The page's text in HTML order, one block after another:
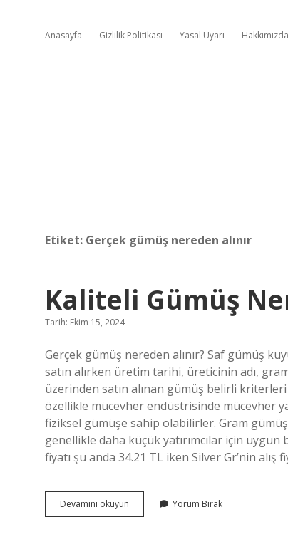
Anasayfa Gizlilik Politikası Yasal Uyarı Hakkımızda
Etiket: Gerçek gümüş nereden alınır
Kaliteli Gümüş
Tarih: Ekim 15, 2024
Gerçek gümüş nereden alınır? Saf gümüş
satın alırken üretim tarihi, üreticinin adı,
üzerinden satın alınan gümüş belirli kriterleri
özellikle mücevher endüstrisinde mücevher
fiziksel gümüşe sahip olabilirler. Gram
genellikle daha küçük yatırımcılar için
fiyatı şu anda 34.21 TL iken Silver Gr’nin alış
Devamını okuyun
Gümüş
Yorum Bırak